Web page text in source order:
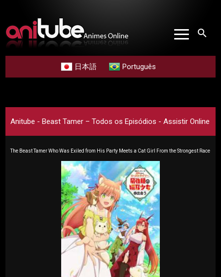
search
日本語 Português
Anitube - Beast Tamer – Todos os Episódios - Assistir Online
The Beast Tamer Who Was Exiled from His Party Meets a Cat Girl From the Strongest Race